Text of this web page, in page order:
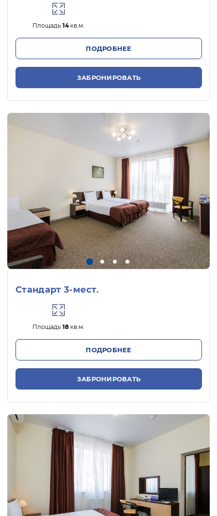
Площадь14кв.м.
ПОДРОБНЕЕ
ЗАБРОНИРОВАТЬ
Стандарт 3-мест.
Площадь18 кв.м.
ПОДРОБНЕЕ
ЗАБРОНИРОВАТЬ